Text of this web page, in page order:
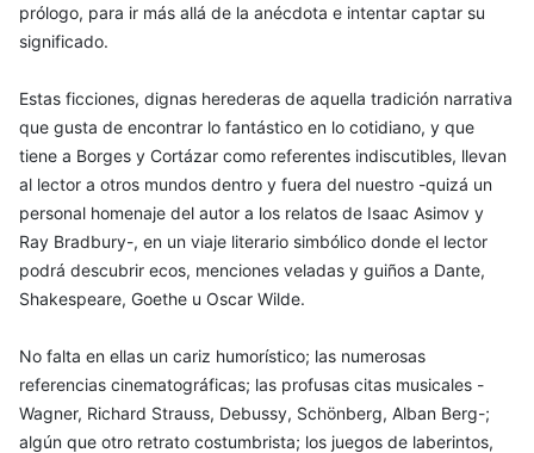
prólogo, para ir más allá de la anécdota e intentar captar su
significado.
Estas ficciones, dignas herederas de aquella tradición narrativa
que gusta de encontrar lo fantástico en lo cotidiano, y que
tiene a Borges y Cortázar como referentes indiscutibles, llevan
al lector a otros mundos dentro y fuera del nuestro -quizá un
personal homenaje del autor a los relatos de Isaac Asimov y
Ray Bradbury-, en un viaje literario simbólico donde el lector
podrá descubrir ecos, menciones veladas y guiños a Dante,
Shakespeare, Goethe u Oscar Wilde.
No falta en ellas un cariz humorístico; las numerosas
referencias cinematográficas; las profusas citas musicales -
Wagner, Richard Strauss, Debussy, Schönberg, Alban Berg-;
algún que otro retrato costumbrista; los juegos de laberintos,